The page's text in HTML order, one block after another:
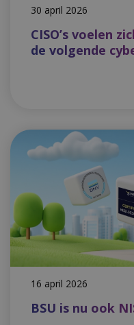
30 april 2026
CISO’s voelen
de volgende
16 april 2026
BSU is nu ook